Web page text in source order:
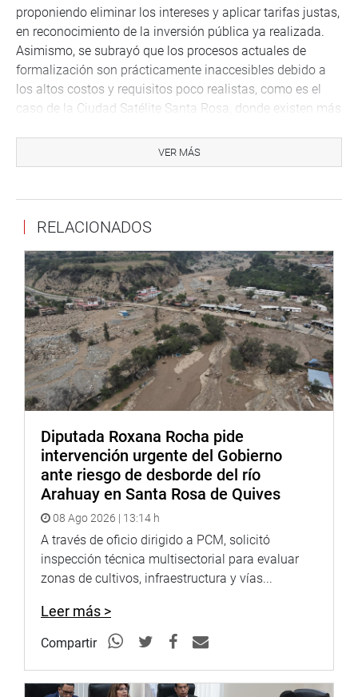
proponiendo eliminar los intereses y aplicar tarifas justas,
en reconocimiento de la inversión pública ya realizada.
Asimismo, se subrayó que los procesos actuales de
formalización son prácticamente inaccesibles debido a
los altos costos y requisitos poco realistas, como es el
caso de la Ciudad Satélite Santa Rosa, donde existen más
La congresista Orué reafirmó su compromiso con los
regalar viviendas, se trata de hacer justicia y formalizar lo
que el Estado ya ayudó a construir con recursos de los
propios aportantes. Con respecto al proyecto, mañana
estaré enviando un oficio al presidente de mi bancada
para solicitar que sea priorizado. Por mi parte, tienen todo
mi compromiso. Vamos a seguir impulsando este
dictamen hasta que se debata y apruebe en el Pleno del
Congreso o la Comisión Permanente”, declaró.
Los representantes del FRENADDEPP expresaron su
respaldo a la congresista Orué y solicitaron que se
atienda su demanda con carácter prioritario, en favor de
más de 350 mil fonavistas que hoy claman por seguridad
jurídica, trato justo y el reconocimiento pleno de su
derecho a una vivienda digna.
DESPACHO CONGRESISTA ARIANA ORUÉ
VER MÁS
RELACIONADOS
Diputada Roxana Rocha pide
intervención urgente del Gobierno
ante riesgo de desborde del río
Arahuay en Santa Rosa de Quives
08 Ago 2026 | 13:14 h
A través de oficio dirigido a PCM, solicitó
inspección técnica multisectorial para evaluar
zonas de cultivos, infraestructura y vías...
Leer más >
Compartir